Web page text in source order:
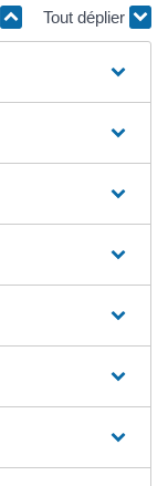
Tout déplier